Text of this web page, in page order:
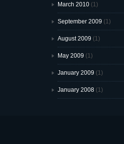
March 2010 (1)
September 2009 (1)
August 2009 (1)
May 2009 (1)
January 2009 (1)
January 2008 (1)